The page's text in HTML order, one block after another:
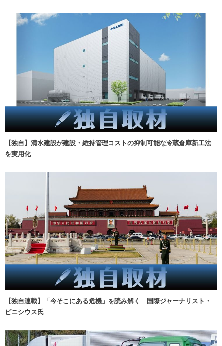
【独自】清水建設が建設・維持管理コストの抑制可能な冷蔵倉庫新工法
を実用化
【独自連載】「今そこにある危機」を読み解く 国際ジャーナリスト・
ビニシウス氏